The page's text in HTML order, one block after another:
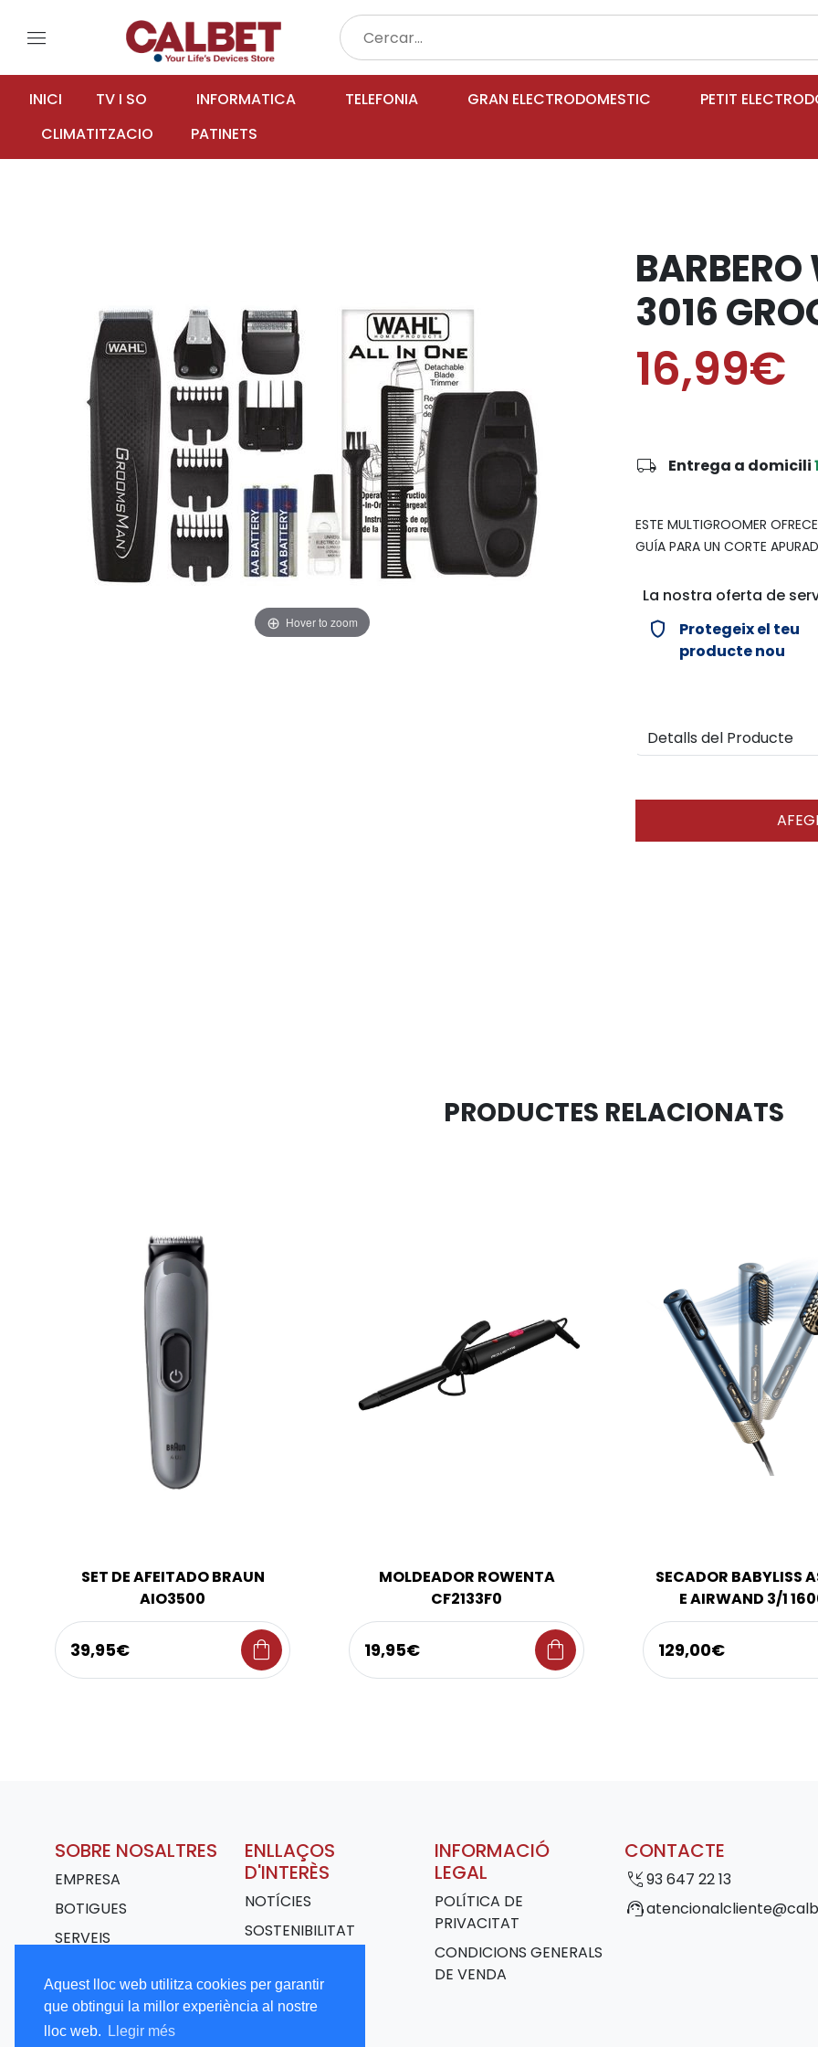
Aquest lloc web utilitza cookies per garantir
que obtingui la millor experiència al nostre
lloc web.
Llegir més
menu
INICI TV I SO INFORMATICA TELEFONIA GRAN ELECTRODOMESTIC PETIT
CLIMATITZACIO
PATINETS
Hover to zoom
3016
16,99€
local_shipping Entrega a domicili
ESTE MULTIGROOMER
GUÍA PARA UN CORTE
La nostra oferta de
verified_user
Protegeix el teu
producte nou
Detalls del Producte
PRODUCTES RELACIONATS
SET DE AFEITADO BRAUN
AIO3500
39,95€ shopping_bag
MOLDEADOR ROWENTA
CF2133F0
19,95€ shopping_bag
SECADOR BABYLISS
E AIRWAND 3/1
129,00€
SOBRE NOSALTRES
EMPRESA
BOTIGUES
SERVEIS
TREBALLA AMB
NOSALTRES
ENLLAÇOS
D'INTERÈS
NOTÍCIES
SOSTENIBILITAT
INFORMACIÓ
LEGAL
POLÍTICA DE
PRIVACITAT
CONDICIONS GENERALS
DE VENDA
CONTACTE
phone_callback93 647 22 13
support_agent